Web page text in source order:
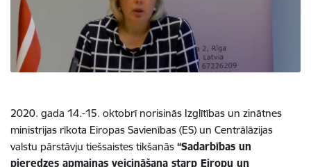
2020. gada 14.-15. oktobrī norisinās Izglītības un zinātnes
ministrijas rīkota Eiropas Savienības (ES) un Centrālāzijas
valstu pārstāvju tiešsaistes tikšanās “Sadarbības un
pieredzes apmaiņas veicināšana starp Eiropu un